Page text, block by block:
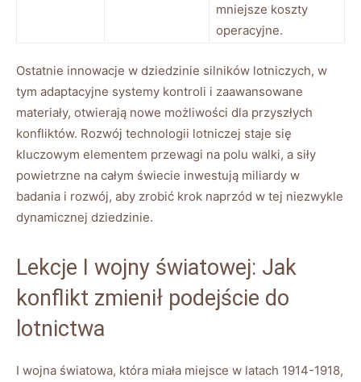
mniejsze koszty
operacyjne.
Ostatnie innowacje w dziedzinie silników lotniczych, w
tym adaptacyjne systemy kontroli i zaawansowane
materiały, otwierają nowe możliwości dla przyszłych
konfliktów. Rozwój technologii lotniczej staje się
kluczowym elementem przewagi na polu walki, a siły
powietrzne na całym świecie inwestują miliardy w
badania i rozwój, aby zrobić krok naprzód w tej niezwykle
dynamicznej dziedzinie.
Lekcje I wojny światowej: Jak
konflikt zmienił podejście do
lotnictwa
I wojna światowa, która miała miejsce w latach 1914-1918,